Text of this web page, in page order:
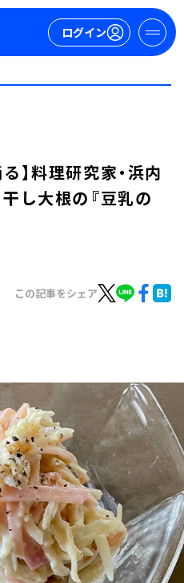
ログイン
】料理研究家・浜内
し大根の『豆乳の
この記事をシェア